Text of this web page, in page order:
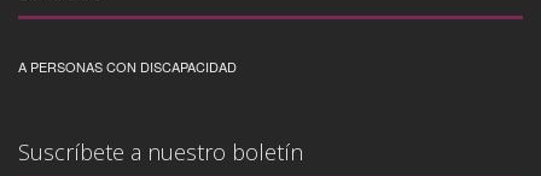
A PERSONAS CON DISCAPACIDAD
Suscríbete a nuestro boletín